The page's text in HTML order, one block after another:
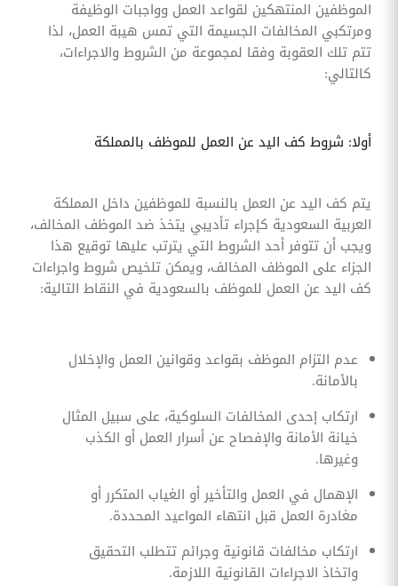
الموظفين المنتهكين لقواعد العمل وواجبات الوظيفة
ومرتكبي المخالفات الجسيمة التي تمس هيبة العمل، لذا
تتم تلك العقوبة وفقا لمجموعة من الشروط والاجراءات،
كالتالي:
أولا: شروط كف اليد عن العمل للموظف بالمملكة
يتم كف اليد عن العمل بالنسبة للموظفين داخل المملكة
العربية السعودية كإجراء تأديبي يتخذ ضد الموظف المخالف،
ويجب أن تتوفر أحد الشروط التي يترتب عليها توقيع هذا
الجزاء على الموظف المخالف، ويمكن تلخيص شروط واجراءات
كف اليد عن العمل للموظف بالسعودية في النقاط التالية:
عدم التزام الموظف بقواعد وقوانين العمل والإخلال
بالأمانة.
ارتكاب إحدى المخالفات السلوكية، على سبيل المثال
خيانة الأمانة والإفصاح عن أسرار العمل أو الكذب
وغيرها.
الإهمال في العمل والتأخير أو الغياب المتكرر أو
مغادرة العمل قبل انتهاء المواعيد المحددة.
ارتكاب مخالفات قانونية وجرائم تتطلب التحقيق
واتخاذ الاجراءات القانونية اللازمة.